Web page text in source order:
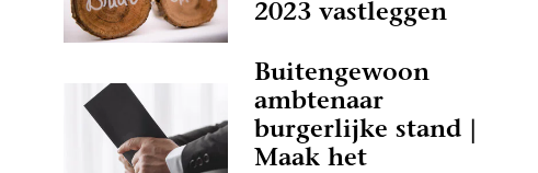
2023 vastleggen
Buitengewoon
ambtenaar
burgerlijke stand |
Maak het